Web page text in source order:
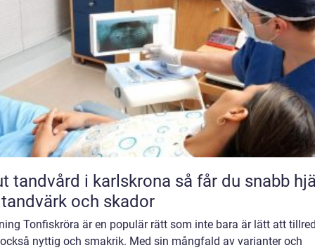
i karlskrona så får du snabb hjälp
och skador
Tonfiskröra är en populär rätt som inte bara är lätt att
nyttig och smakrik. Med sin mångfald av varianter och